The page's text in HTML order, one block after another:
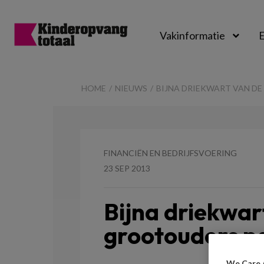
Vakinformatie
HOME NIEUWS BIJNA DRIEKWART VAN
FINANCIËN EN BEDRIJFSVOERING
23 SEP 2013
Bijna
grootouders